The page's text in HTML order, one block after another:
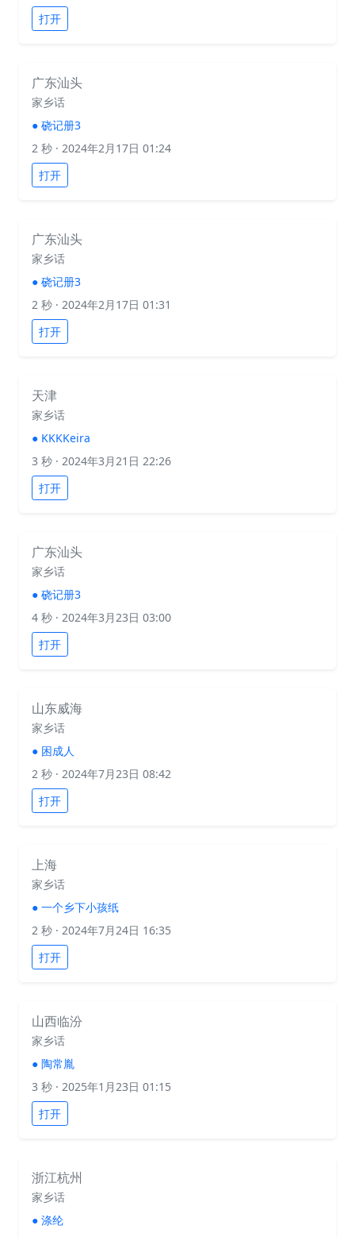
打开
广东汕头
家乡话
● 硗记册3
2 秒 · 2024年2月17日 01:24
打开
广东汕头
家乡话
● 硗记册3
2 秒 · 2024年2月17日 01:31
打开
天津
家乡话
● KKKKeira
3 秒 · 2024年3月21日 22:26
打开
广东汕头
家乡话
● 硗记册3
4 秒 · 2024年3月23日 03:00
打开
山东威海
家乡话
● 困成人
2 秒 · 2024年7月23日 08:42
打开
上海
家乡话
● 一个乡下小孩纸
2 秒 · 2024年7月24日 16:35
打开
山西临汾
家乡话
● 陶常胤
3 秒 · 2025年1月23日 01:15
打开
浙江杭州
家乡话
● 涤纶